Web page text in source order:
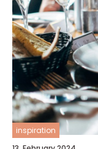
inspiration